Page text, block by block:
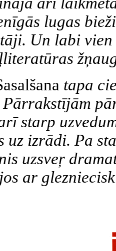
lugas
Un labi
tapa
starp
uz izrādi. Pa
uzsveŗ
ar